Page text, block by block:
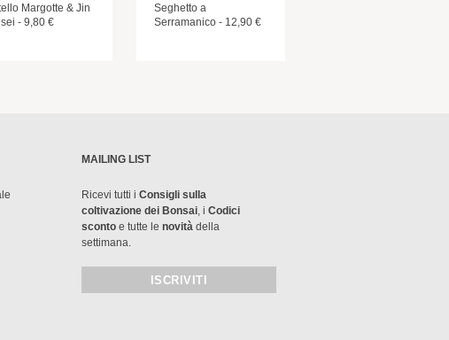
Margotte & Jin
- 9,80 €
Seghetto a
Serramanico - 12,90 €
MAILING LIST
Ricevi tutti i Consigli sulla
coltivazione dei Bonsai, i Codici
sconto e tutte le novità della
settimana.